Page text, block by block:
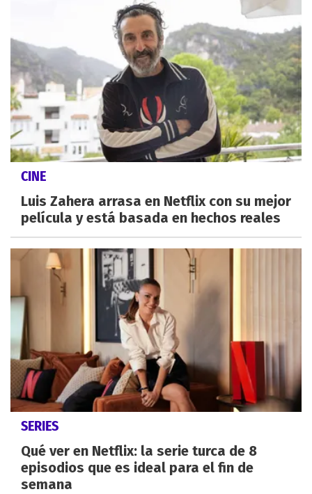
CINE
Luis Zahera arrasa en Netflix con su mejor
película y está basada en hechos reales
SERIES
Qué ver en Netflix: la serie turca de 8
episodios que es ideal para el fin de
semana